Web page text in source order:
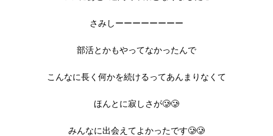
さみしーーーーーーーー
部活とかもやってなかったんで
こんなに長く何かを続けるってあんまりなくて
ほんとに寂しさが🥲🥲
みんなに出会えてよかったです🥲🥲